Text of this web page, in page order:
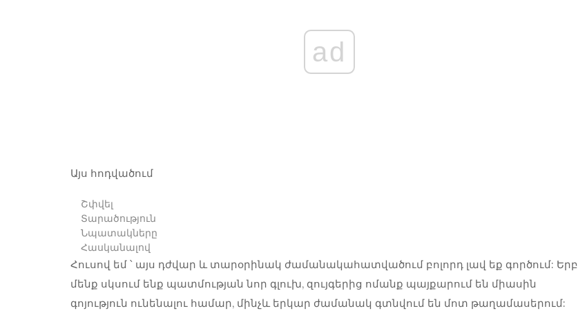
ad
Այս հոդվածում
Շփվել
Տարածություն
Նպատակները
Հասկանալով
Հուսով եմ ՝ այս դժվար և տարօրինակ ժամանակահատվածում բոլորդ լավ եք գործում: Երբ
մենք սկսում ենք պատմության նոր գլուխ, զույգերից ոմանք պայքարում են միասին
գոյություն ունենալու համար, մինչև երկար ժամանակ գտնվում են մոտ թաղամասերում: